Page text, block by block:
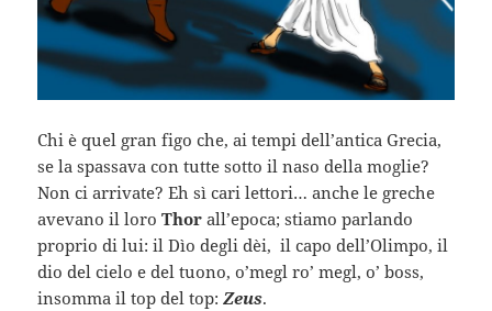
Chi è quel gran figo che, ai tempi dell’antica Grecia,
se la spassava con tutte sotto il naso della moglie?
Non ci arrivate? Eh sì cari lettori… anche le greche
avevano il loroThor all’epoca; stiamo parlando
proprio di lui: il Dìo degli dèi, il capo dell’Olimpo, il
dio del cielo e del tuono, o’megl ro’ megl, o’ boss,
insomma il top del top:Zeus.